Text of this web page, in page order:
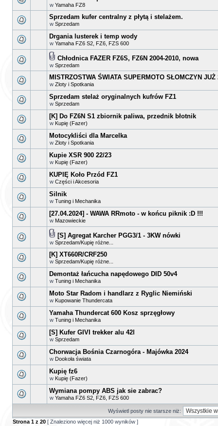
w Yamaha FZ8
Sprzedam kufer centralny z płytą i stelażem.
w Sprzedam
Drgania lusterek i temp wody
w Yamaha FZ6 S2, FZ6, FZS 600
Chłodnica FAZER FZ6S, FZ6N 2004-2010, nowa
w Sprzedam
MISTRZOSTWA ŚWIATA SUPERMOTO SŁOMCZYN
w Zloty i Spotkania
Sprzedam stelaż oryginalnych kufrów FZ1
w Sprzedam
[K] Do FZ6N S1 zbiornik paliwa, przednik błotnik
w Kupię (Fazer)
Motocykliści dla Marcelka
w Zloty i Spotkania
Kupie XSR 900 22/23
w Kupię (Fazer)
KUPIĘ Koło Przód FZ1
w Części i Akcesoria
Silnik
w Tuning i Mechanika
[27.04.2024] - WAWA RRmoto - w końcu piknik :D !!!
w Mazowieckie
[S] Agregat Karcher PGG3/1 - 3KW nówki
w Sprzedam/Kupię różne...
[K] XT660R/CRF250
w Sprzedam/Kupię różne...
Demontaż łańcucha napędowego DID 50v4
w Tuning i Mechanika
Moto Star Radom i handlarz z Ryglic Niemiński
w Kupowanie Thundercata
Yamaha Thundercat 600 Kosz sprzęgłowy
w Tuning i Mechanika
[S] Kufer GIVI trekker alu 42l
w Sprzedam
Chorwacja Bośnia Czarnogóra - Majówka 2024
w Dookoła świata
Kupię fz6
w Kupię (Fazer)
Wymiana pompy ABS jak sie zabrac?
w Yamaha FZ6 S2, FZ6, FZS 600
Wyświetl posty nie starsze niż:
Strona 1 z 20 [ Znaleziono więcej niż 1000 wyników ]